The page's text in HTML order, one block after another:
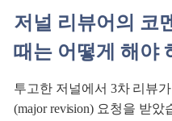
저널 리뷰어의 코
때는 어떻게 해야
투고한 저널에서 3차 리뷰
(major revision) 요청을 받